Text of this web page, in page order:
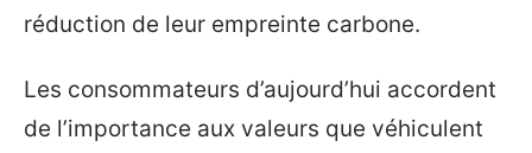
réduction de leur empreinte carbone.
Les consommateurs d’aujourd’hui accordent
de l’importance aux valeurs que véhiculent